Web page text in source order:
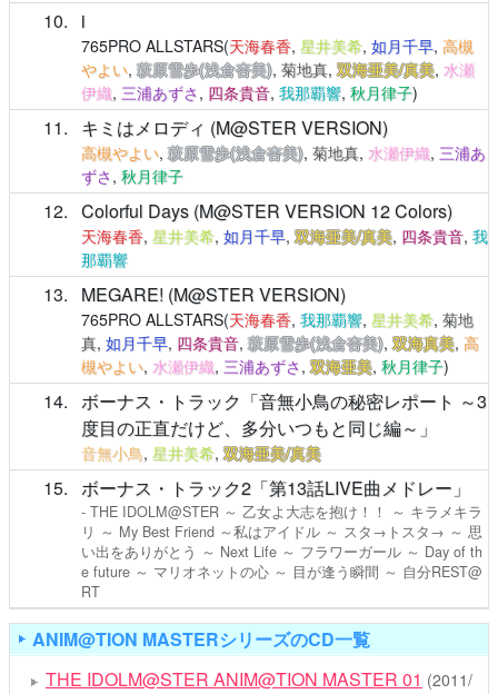
10 i
765PRO ALLSTARS(天海春香, 星井美希, 如月千早, 高槻
やよい,萩原雪歩(浅倉杏美), 菊地真,双海亜美/真美, 水瀬
伊織, 三浦あずさ, 四条貴音, 我那覇響, 秋月律子)
11 キミはメロディ (M@STER VERSION)
高槻やよい,萩原雪歩(浅倉杏美), 菊地真, 水瀬伊織, 三浦あ
ずさ, 秋月律子
12 Colorful Days (M@STER VERSION 12 Colors)
天海春香, 星井美希, 如月千早,双海亜美/真美, 四条貴音, 我
那覇響
13 MEGARE! (M@STER VERSION)
765PRO ALLSTARS(天海春香, 我那覇響, 星井美希, 菊地
真, 如月千早, 四条貴音,萩原雪歩(浅倉杏美),双海真美, 高
槻やよい, 水瀬伊織, 三浦あずさ,双海亜美, 秋月律子)
14
ボーナス・トラック「音無小鳥の秘密レポート ～3
度目の正直だけど、多分いつもと同じ編～」
音無小鳥, 星井美希,双海亜美/真美
15 ボーナス・トラック2「第13話LIVE曲メドレー」
- THE IDOLM@STER ～ 乙女よ大志を抱け！！ ～ キラメキラ
リ ～ My Best Friend ～私はアイドル ～ スタ→トスタ→ ～ 思
い出をありがとう ～ Next Life ～ フラワーガール ～ Day of th
e future ～ マリオネットの心 ～ 目が逢う瞬間 ～ 自分REST@
RT
ANIM@TION MASTERシリーズのCD一覧
THE IDOLM@STER ANIM@TION MASTER 01 (2011/